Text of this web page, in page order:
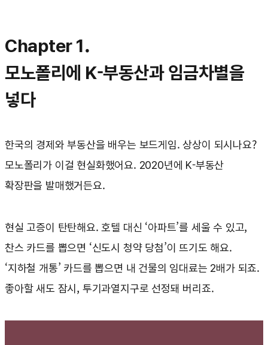
Chapter 1.
모노폴리에 K-부동산과 임금차별을
넣다
한국의 경제와 부동산을 배우는 보드게임. 상상이 되시나요?
모노폴리가 이걸 현실화했어요. 2020년에 K-부동산
확장판을 발매했거든요.
현실 고증이 탄탄해요. 호텔 대신 ‘아파트’를 세울 수 있고,
찬스 카드를 뽑으면 ‘신도시 청약 당첨’이 뜨기도 해요.
‘지하철 개통’ 카드를 뽑으면 내 건물의 임대료는 2배가 되죠.
좋아할 새도 잠시, 투기과열지구로 선정돼 버리죠.